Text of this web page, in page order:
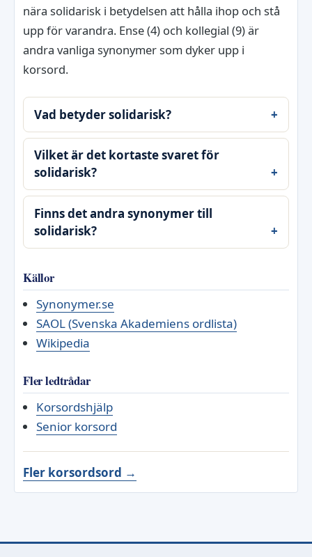
nära solidarisk i betydelsen att hålla ihop och stå
upp för varandra. Ense (4) och kollegial (9) är
andra vanliga synonymer som dyker upp i
korsord.
Vad betyder solidarisk?
Vilket är det kortaste svaret för
solidarisk?
Finns det andra synonymer till
solidarisk?
Källor
Synonymer.se
SAOL (Svenska Akademiens ordlista)
Wikipedia
Fler ledtrådar
Korsordshjälp
Senior korsord
Fler korsordsord →